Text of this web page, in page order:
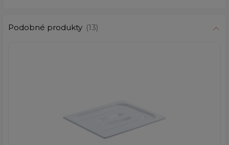
Podobné produkty (13)